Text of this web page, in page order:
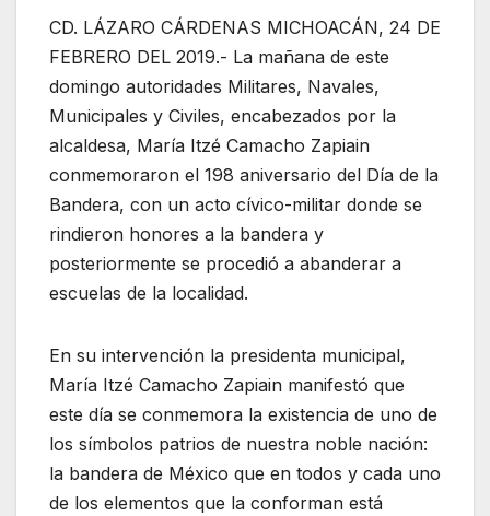
CD. LÁZARO CÁRDENAS MICHOACÁN, 24 DE
FEBRERO DEL 2019.- La mañana de este
domingo autoridades Militares, Navales,
Municipales y Civiles, encabezados por la
alcaldesa, María Itzé Camacho Zapiain
conmemoraron el 198 aniversario del Día de la
Bandera, con un acto cívico-militar donde se
rindieron honores a la bandera y
posteriormente se procedió a abanderar a
escuelas de la localidad.
En su intervención la presidenta municipal,
María Itzé Camacho Zapiain manifestó que
este día se conmemora la existencia de uno de
los símbolos patrios de nuestra noble nación:
la bandera de México que en todos y cada uno
de los elementos que la conforman está